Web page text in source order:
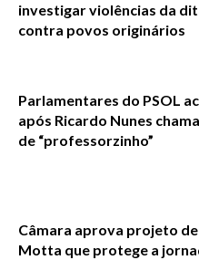
investigar violências da
contra povos originários
Parlamentares do PSOL
após Ricardo Nunes
de “professorzinho”
Câmara aprova projeto
Motta que protege a